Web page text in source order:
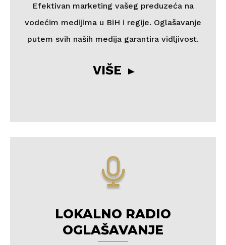
Efektivan marketing vašeg preduzeća na
vodećim medijima u BiH i regije. Oglašavanje
putem svih naših medija garantira vidljivost.
VIŠE
LOKALNO RADIO
OGLAŠAVANJE